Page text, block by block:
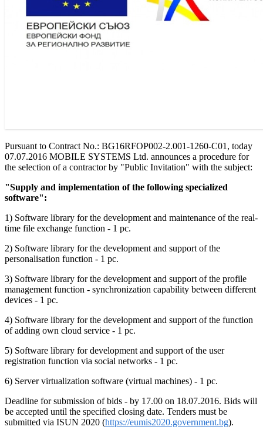
Pursuant to Contract No.: BG16RFOP002-2.001-1260-C01, today
07.07.2016 MOBILE SYSTEMS Ltd. announces a procedure for
the selection of a contractor by "Public Invitation" with the subject:
"Supply and implementation of the following specialized
software":
1) Software library for the development and maintenance of the real-
time file exchange function - 1 pc.
2) Software library for the development and support of the
personalisation function - 1 pc.
3) Software library for the development and support of the profile
management function - synchronization capability between different
devices - 1 pc.
4) Software library for the development and support of the function
of adding own cloud service - 1 pc.
5) Software library for development and support of the user
registration function via social networks - 1 pc.
6) Server virtualization software (virtual machines) - 1 pc.
Deadline for submission of bids - by 17.00 on 18.07.2016. Bids will
be accepted until the specified closing date. Tenders must be
submitted via ISUN 2020 (https://eumis2020.government.bg).